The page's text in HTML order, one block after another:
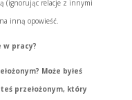
(ignorując relacje z innymi
inną opowieść.
w pracy?
Może byłeś
przełożonym, który